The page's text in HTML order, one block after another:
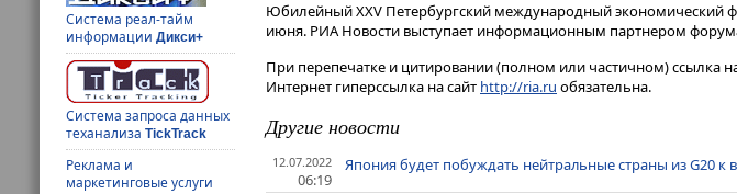
Система реал-тайм
информацииДикси+
Система запроса данных
теханализаTickTrack
Реклама и
маркетинговые услуги
Юбилейный XXV Петербургский международный экономический
июня. РИА Новости выступает информационным партнером
При перепечатке и цитировании (полном или частичном) ссылка
Интернет гиперссылка на сайт http://ria.ru обязательна.
Другие новости
12.07.2022
06:19
Япония будет побуждать нейтральные страны из G20